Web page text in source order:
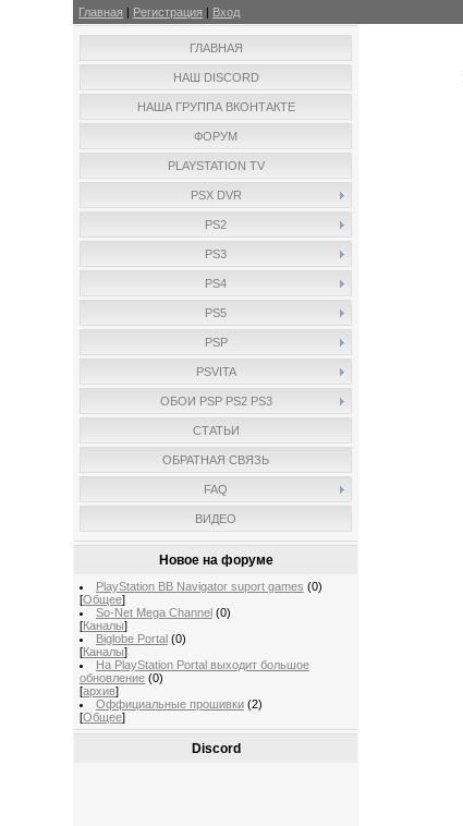
Главная | Регистрация | Вход
ГЛАВНАЯ
НАШ DISCORD
НАША ГРУППА ВКОНТАКТЕ
ФОРУМ
PLAYSTATION TV
PSX DVR
PS2
PS3
PS4
PS5
PSP
PSVITA
ОБОИ PSP PS2 PS3
СТАТЬИ
ОБРАТНАЯ СВЯЗЬ
FAQ
ВИДЕО
Новое на форуме
PlayStation BB Navigator suport games (0)
[Общее]
So-Net Mega Channel (0)
[Каналы]
Biglobe Portal (0)
[Каналы]
На PlayStation Portal выходит большое
обновление (0)
[архив]
Оффициальные прошивки (2)
[Общее]
Discord